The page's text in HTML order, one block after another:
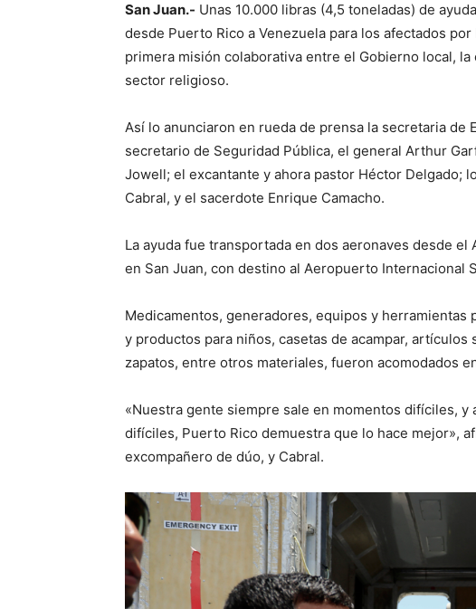
San Juan.- Unas 10.000 libras (4,5 toneladas) de
desde Puerto Rico a Venezuela para los afectados
primera misión colaborativa entre el Gobierno local,
sector religioso.
Así lo anunciaron en rueda de prensa la secretaria de
secretario de Seguridad Pública, el general Arthur
Jowell; el excantante y ahora pastor Héctor Delgado;
Cabral, y el sacerdote Enrique Camacho.
La ayuda fue transportada en dos aeronaves desde
en San Juan, con destino al Aeropuerto Internacional
Medicamentos, generadores, equipos y herramientas
y productos para niños, casetas de acampar,
zapatos, entre otros materiales, fueron acomodados
«Nuestra gente siempre sale en momentos difíciles,
difíciles, Puerto Rico demuestra que lo hace mejor»,
excompañero de dúo, y Cabral.